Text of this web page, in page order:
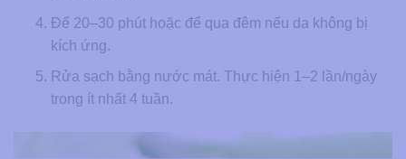
Để 20–30 phút hoặc để qua đêm nếu da không bị
kích ứng.
Rửa sạch bằng nước mát. Thực hiện 1–2 lần/ngày
trong ít nhất 4 tuần.